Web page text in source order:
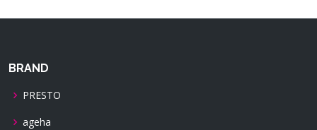
BRAND
PRESTO
ageha